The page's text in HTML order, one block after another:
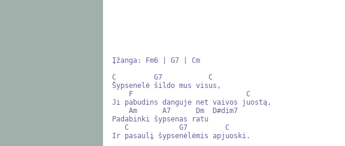
Įžanga: Fm6 | G7 | Cm
C         G7           C
Šypsenelė šildo mus visus,
Ji pabudins danguje net vaivos juostą,
Padabinki šypsenas ratu
Ir pasaulį šypsenėlėmis apjuoski.